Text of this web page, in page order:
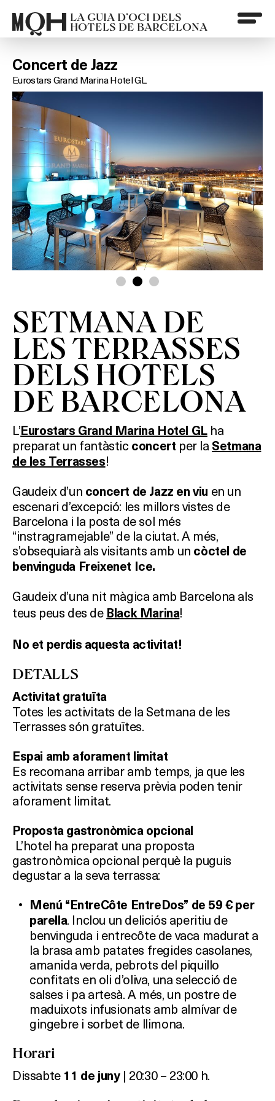
LA GUIA D’OCI DELS
HOTELS DE BARCELONA
Concert de Jazz
Eurostars Grand Marina Hotel GL
SETMANA DE
LES TERRASSES
DELS HOTELS
DE BARCELONA
L’ Eurostars Grand Marina Hotel GLha
preparat un fantàstic concert per la Setmana
de les Terrasses!
Gaudeix d’un concert de Jazz en viu en un
escenari d’excepció: les millors vistes de
Barcelona i la posta de sol més
“instragramejable” de la ciutat. A més,
s’obsequiarà als visitants amb un còctel de
benvinguda Freixenet Ice.
Gaudeix d’una nit màgica amb Barcelona als
teus peus des de Black Marina!
No et perdis aquesta activitat!
DETALLS
Activitat gratuïta
Totes les activitats de la Setmana de les
Terrasses són gratuïtes.
Espai amb aforament limitat
Es recomana arribar amb temps, ja que les
activitats sense reserva prèvia poden tenir
aforament limitat.
Proposta gastronòmica opcional
L’hotel ha preparat una proposta
gastronòmica opcional perquè la puguis
degustar a la seva terrassa:
Menú “EntreCôte EntreDos” de 59 € per
parella. Inclou un deliciós aperitiu de
benvinguda i entrecôte de vaca madurat a
la brasa amb patates fregides casolanes,
amanida verda, pebrots del piquillo
confitats en oli d’oliva, una selecció de
salses i pa artesà. A més, un postre de
maduixots infusionats amb almívar de
gingebre i sorbet de llimona.
Horari
Dissabte 11 de juny| 20:30 – 23:00 h.